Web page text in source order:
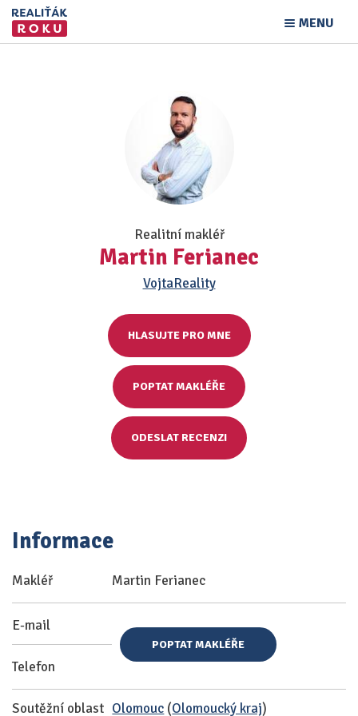
MENU
Realitní makléř
Martin Ferianec
VojtaReality
HLASUJTE PRO MNE
POPTAT MAKLÉŘE
ODESLAT RECENZI
Informace
Makléř Martin Ferianec
E-mail
Telefon
POPTAT MAKLÉŘE
Soutěžní oblast Olomouc (Olomoucký kraj)